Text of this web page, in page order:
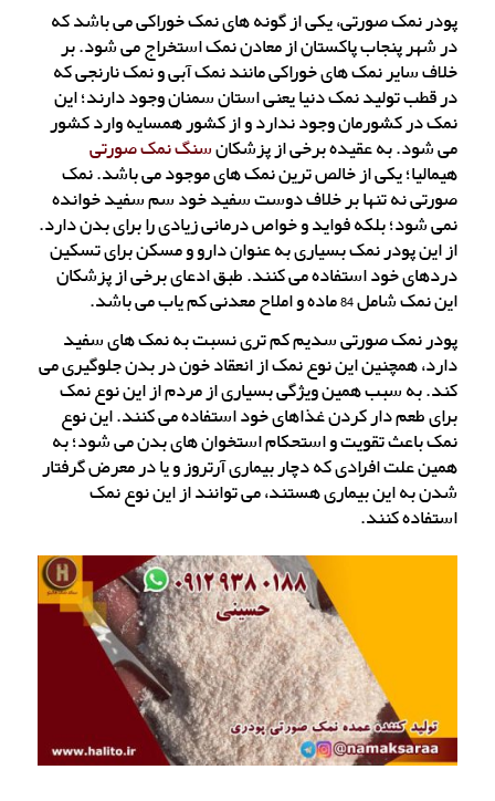
پودر نمک صورتی، یکی از گونه های نمک خوراکی می باشد که
در شهر پنجاب پاکستان از معادن نمک استخراج می شود. بر
خلاف سایر نمک های خوراکی مانند نمک آبی و نمک نارنجی که
در قطب تولید نمک دنیا یعنی استان سمنان وجود دارند؛ این
نمک در کشورمان وجود ندارد و از کشور همسایه وارد کشور
می شود. به عقیده برخی از پزشکانسنگ نمک صورتی
هیمالیا؛ یکی از خالص ترین نمک های موجود می باشد. نمک
صورتی نه تنها بر خلاف دوست سفید خود سم سفید خوانده
نمی شود؛ بلکه فواید و خواص درمانی زیادی را برای بدن دارد.
از این پودر نمک بسیاری به عنوان دارو و مسکن برای تسکین
دردهای خود استفاده می کنند. طبق ادعای برخی از پزشکان
این نمک شامل 84 ماده و املاح معدنی کم یاب می باشد.
پودر نمک صورتی سدیم کم تری نسبت به نمک های سفید
دارد، همچنین این نوع نمک از انعقاد خون در بدن جلوگیری می
کند. به سبب همین ویژگی بسیاری از مردم از این نوع نمک
برای طعم دار کردن غذاهای خود استفاده می کنند. این نوع
نمک باعث تقویت و استحکام استخوان های بدن می شود؛ به
همین علت افرادی که دچار بیماری آرتروز و یا در معرض گرفتار
شدن به این بیماری هستند، می توانند از این نوع نمک
استفاده کنند.